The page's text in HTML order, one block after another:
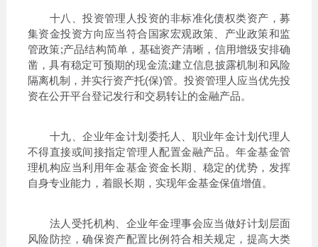
十八、投资管理人投资的非标准化债权类资产，募
集资金投资方向应当符合国家宏观政策、产业政策和监
管政策;产品结构简单，基础资产清晰，信用增级安排确
凿，具有稳定可预期的现金流;建立信息披露机制和风险
隔离机制，并实行资产托(保)管。投资管理人应当优先投
资在公开平台登记发行和交易转让的金融产品。
十九、企业年金计划委托人、职业年金计划代理人
不得直接或间接指定管理人配置金融产品。年金基金管
理机构应当利用年金基金资金长期、稳定的优势，发挥
自身专业能力，着眼长期，实现年金基金保值增值。
法人受托机构、企业年金理事会应当做好计划层面
风险防控，确保资产配置比例符合相关规定，提高大类